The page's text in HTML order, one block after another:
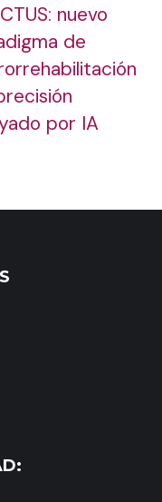
nuevo
de
por IA